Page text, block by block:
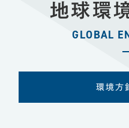
GLOBAL
地球環
環境方